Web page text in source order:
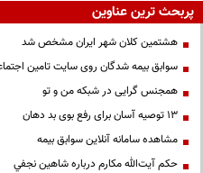
پربحث ترین عناوین
هشتمین کلان شهر ایران مشخص شد
سوابق بیمه شدگان روی سایت تامین
همجنس گرایی در شبکه من و تو
13 توصیه آسان برای رفع بوی بد دهان
مشاهده سامانه آنلاين سوابق بیمه
حكم آيت‌الله مكارم درباره شاهين نجفي